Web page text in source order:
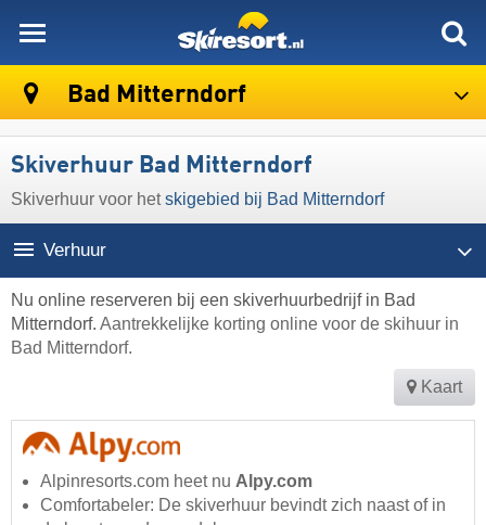
Bad Mitterndorf
Skiverhuur Bad Mitterndorf
Skiverhuur voor hetskigebied bij Bad Mitterndorf
Verhuur
Nu online reserveren bij een skiverhuurbedrijf in Bad
Mitterndorf. Aantrekkelijke korting online voor de skihuur in
Bad Mitterndorf.
Kaart
Alpinresorts.com heet nu Alpy.com
Comfortabeler: De skiverhuur bevindt zich naast of in